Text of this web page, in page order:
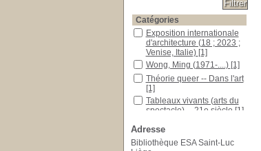
Catégories
Exposition internationale
d'architecture (18 ; 2023 ;
Venise, Italie) [1]
Wong, Ming (1971-....) [1]
Théorie queer -- Dans l'art
[1]
Tableaux vivants (arts du
spectacle) -- 21e siècle [1]
spectacle) -- 20e siècle
Mycélium[1]
Adresse
Bibliothèque ESA Saint-Luc